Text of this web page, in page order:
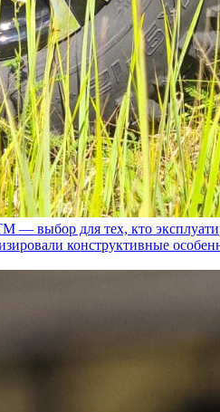
выбор для тех, кто
конструктивные